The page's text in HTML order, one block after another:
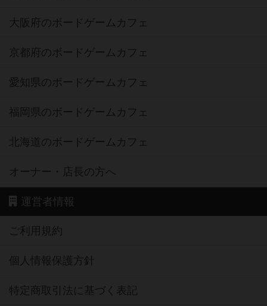
大阪府のボードゲームカフェ
京都府のボードゲームカフェ
愛知県のボードゲームカフェ
福岡県のボードゲームカフェ
北海道のボードゲームカフェ
オーナー・店長の方へ
運営者情報
ご利用規約
個人情報保護方針
特定商取引法に基づく表記